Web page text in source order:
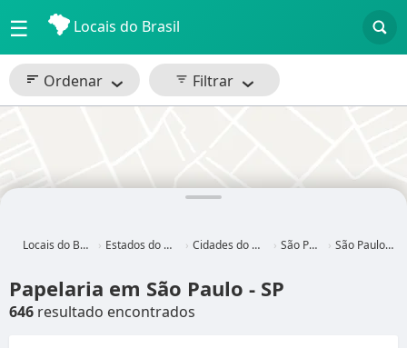
☰ Locais do Brasil
Ordenar Filtrar
Locais do Brasil Estados do Brasil Cidades do Brasil São Paulo São Paulo - SP
Papelaria em São Paulo - SP
646 resultado encontrados